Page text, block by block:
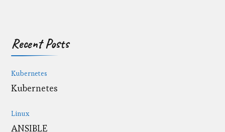
Recent Posts
Kubernetes
Kubernetes
Linux
ANSIBLE